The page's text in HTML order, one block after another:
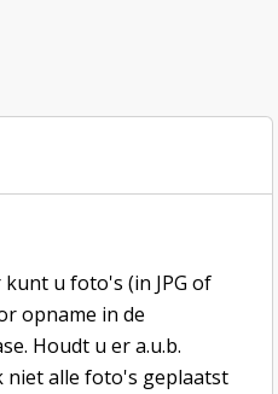
u foto's (in JPG of
opname in de
Houdt u er a.u.b.
niet alle foto's geplaatst